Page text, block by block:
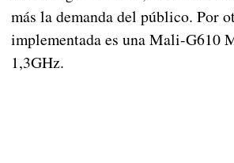
más la demanda del público. Por
implementada es una Mali-G610
1,3GHz.